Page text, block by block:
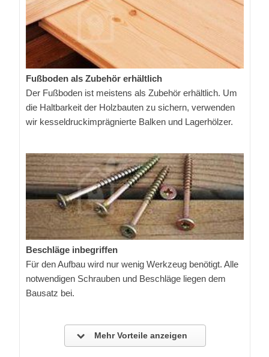
Fußboden als Zubehör erhältlich
Der Fußboden ist meistens als Zubehör erhältlich. Um
die Haltbarkeit der Holzbauten zu sichern, verwenden
wir kesseldruckimprägnierte Balken und Lagerhölzer.
Beschläge inbegriffen
Für den Aufbau wird nur wenig Werkzeug benötigt. Alle
notwendigen Schrauben und Beschläge liegen dem
Bausatz bei.
Mehr Vorteile anzeigen